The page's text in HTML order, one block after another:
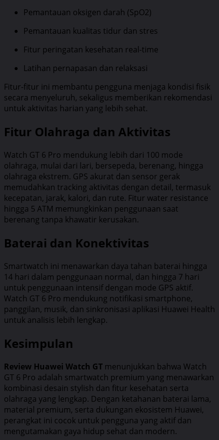
Pemantauan oksigen darah (SpO2)
Pemantauan kualitas tidur dan stres
Fitur peringatan kesehatan real-time
Latihan pernapasan dan relaksasi
Fitur-fitur ini membantu pengguna menjaga kondisi fisik
secara menyeluruh, sekaligus memberikan rekomendasi
untuk aktivitas harian yang lebih sehat.
Fitur Olahraga dan Aktivitas
Watch GT 6 Pro mendukung lebih dari 100 mode
olahraga, mulai dari lari, bersepeda, berenang, hingga
olahraga ekstrem. GPS akurat dan sensor gerak
memudahkan tracking aktivitas dengan detail, termasuk
kecepatan, jarak, kalori, dan rute. Fitur water resistance
hingga 5 ATM memungkinkan penggunaan saat
berenang tanpa khawatir kerusakan.
Baterai dan Konektivitas
Smartwatch ini menawarkan daya tahan baterai hingga
14 hari dalam penggunaan normal, dan hingga 7 hari
untuk penggunaan intensif dengan mode GPS aktif.
Watch GT 6 Pro mendukung notifikasi smartphone,
panggilan, musik, dan sinkronisasi aplikasi Huawei Health
untuk analisis lebih lengkap.
Kesimpulan
Review Huawei Watch GT menunjukkan bahwa Watch
GT 6 Pro adalah smartwatch premium yang menawarkan
kombinasi desain stylish dan fitur kesehatan serta
olahraga yang lengkap. Dengan ketahanan baterai lama,
material premium, serta dukungan ekosistem Huawei,
perangkat ini cocok untuk pengguna yang aktif dan
mengutamakan gaya hidup sehat dan modern.